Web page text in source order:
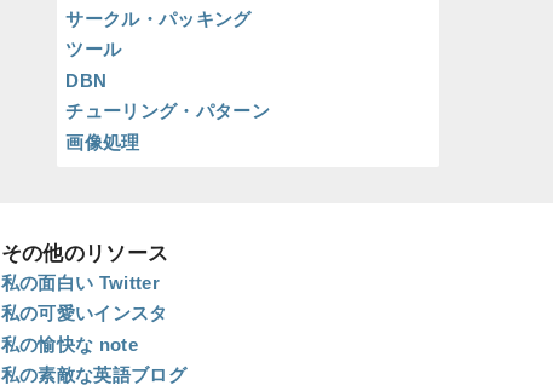
サークル・パッキング
ツール
DBN
チューリング・パターン
画像処理
その他のリソース
私の面白い Twitter
私の可愛いインスタ
私の愉快な note
私の素敵な英語ブログ